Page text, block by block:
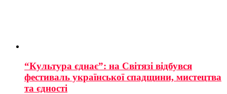
“Культура єднає”: на Світязі відбувся
фестиваль української спадщини, мистецтва
та єдності